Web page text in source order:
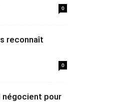
0
reconnaît
0
négocient pour